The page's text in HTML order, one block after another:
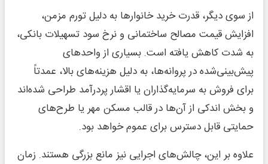
از سوی دیگر، قدرت خرید خانوارها به دلیل تورم مزمن،
افزایش قیمت مصالح ساختمانی و نرخ سود تسهیلات بانکی،
به شدت کاهش یافته است. بسیاری از واحدهای
پیش‌بینی‌شده در پروانه‌ها، به دلیل هزینه‌های بالا، عمدتاً
برای فروش به سرمایه‌گذاران یا اقشار پردرآمد طراحی شده‌اند
و بخش اندکی از آن‌ها در قالب مسکن مهر یا طرح‌های
حمایتی قابل دسترس برای عموم خواهد بود.
علاوه بر این، چالش‌های اجرایی نیز مانع بزرگی هستند. زمان